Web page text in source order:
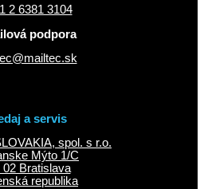
2 6381 3104
podpora
a servis
spol. s r.o.
Mýto 1/C
02 Bratislava
republika